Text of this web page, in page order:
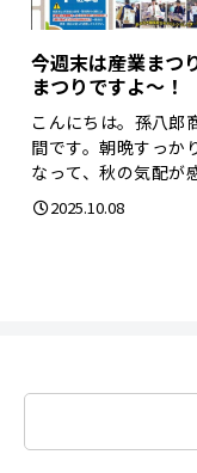
今週末は産業まつ
まつりですよ～！
こんにちは。孫八郎
間です。朝晩すっか
なって、秋の気配が
るようになりまし...
2025.10.08